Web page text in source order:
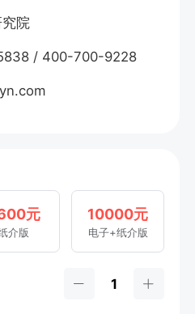
院
/ 400-700-9228
元
介版
10000元
电子+纸介版